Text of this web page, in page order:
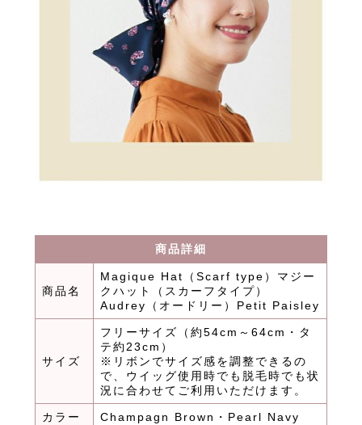
商品詳細
商品名
Magique Hat（Scarf type）マジー
クハット（スカーフタイプ）
Audrey（オードリー）Petit Paisley
サイズ
フリーサイズ（約54cm～64cm・タ
テ約23cm）
※リボンでサイズ感を調整できるの
で、ウイッグ使用時でも脱毛時でも状
況に合わせてご利用いただけます。
カラー Champagn Brown・Pearl Navy